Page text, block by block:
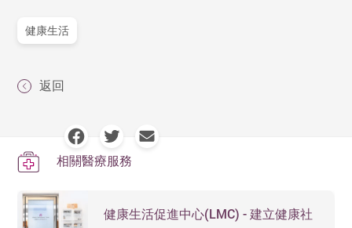
健康生活
返回
相關醫療服務
健康生活促進中心(LMC) - 建立健康社